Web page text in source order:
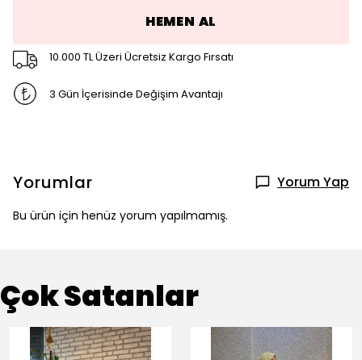
HEMEN AL
10.000 TL Üzeri Ücretsiz Kargo Fırsatı
3 Gün İçerisinde Değişim Avantajı
Yorumlar Yorum Yap
Bu ürün için henüz yorum yapılmamış.
Çok Satanlar